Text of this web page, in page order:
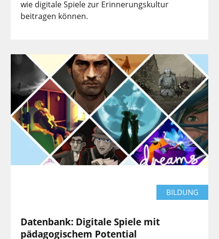
wie digitale Spiele zur Erinnerungskultur
beitragen können.
BILDUNG
Datenbank: Digitale Spiele mit
pädagogischem Potential